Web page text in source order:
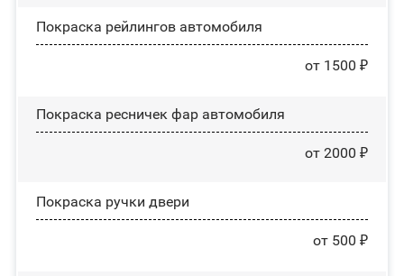
Покраска рейлингов автомобиля
от 1500 ₽
Покраска ресничек фар автомобиля
от 2000 ₽
Покраска ручки двери
от 500 ₽